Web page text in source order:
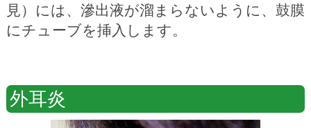
見）には、滲出液が溜まらないように、鼓膜
にチューブを挿入します。
外耳炎